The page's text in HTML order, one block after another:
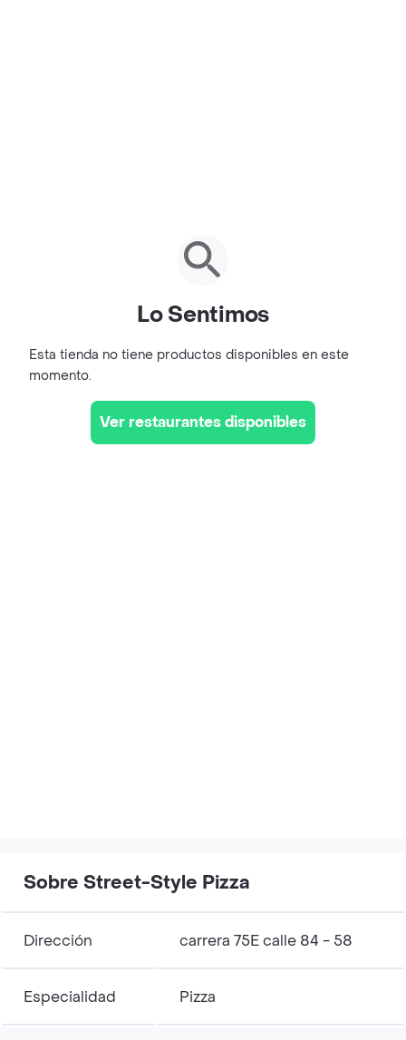
Lo Sentimos
Esta tienda no tiene productos disponibles en este
momento.
Ver restaurantes disponibles
Sobre Street-Style Pizza
Dirección carrera 75E calle 84 - 58
Especialidad Pizza